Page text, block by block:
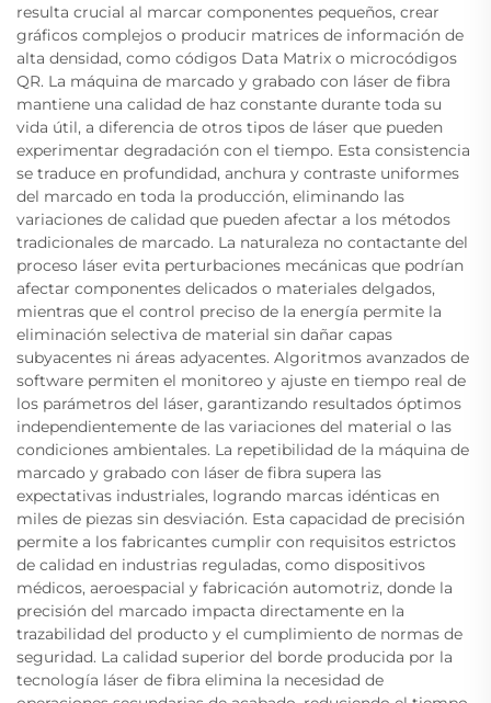
resulta crucial al marcar componentes pequeños, crear
gráficos complejos o producir matrices de información de
alta densidad, como códigos Data Matrix o microcódigos
QR. La máquina de marcado y grabado con láser de fibra
mantiene una calidad de haz constante durante toda su
vida útil, a diferencia de otros tipos de láser que pueden
experimentar degradación con el tiempo. Esta consistencia
se traduce en profundidad, anchura y contraste uniformes
del marcado en toda la producción, eliminando las
variaciones de calidad que pueden afectar a los métodos
tradicionales de marcado. La naturaleza no contactante del
proceso láser evita perturbaciones mecánicas que podrían
afectar componentes delicados o materiales delgados,
mientras que el control preciso de la energía permite la
eliminación selectiva de material sin dañar capas
subyacentes ni áreas adyacentes. Algoritmos avanzados de
software permiten el monitoreo y ajuste en tiempo real de
los parámetros del láser, garantizando resultados óptimos
independientemente de las variaciones del material o las
condiciones ambientales. La repetibilidad de la máquina de
marcado y grabado con láser de fibra supera las
expectativas industriales, logrando marcas idénticas en
miles de piezas sin desviación. Esta capacidad de precisión
permite a los fabricantes cumplir con requisitos estrictos
de calidad en industrias reguladas, como dispositivos
médicos, aeroespacial y fabricación automotriz, donde la
precisión del marcado impacta directamente en la
trazabilidad del producto y el cumplimiento de normas de
seguridad. La calidad superior del borde producida por la
tecnología láser de fibra elimina la necesidad de